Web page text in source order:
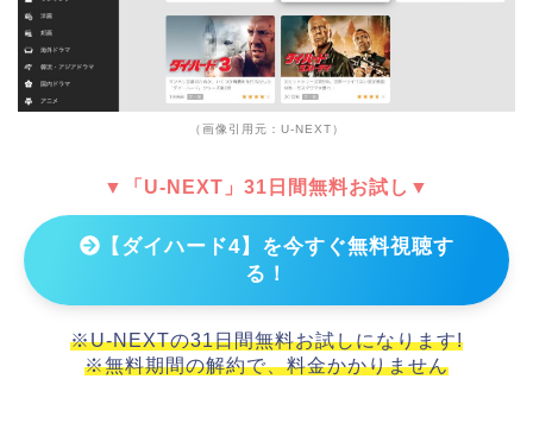
（画像引用元：U-NEXT）
▼「U-NEXT」31日間無料お試し▼
【ダイハード4】を今すぐ無料視聴す
る！
※U-NEXTの31日間無料お試しになります!
※無料期間の解約で、料金かかりません